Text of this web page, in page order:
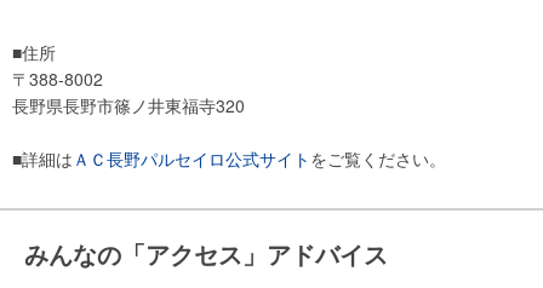
■住所
〒388-8002
長野県長野市篠ノ井東福寺320
■詳細は ＡＣ長野パルセイロ公式サイト をご覧ください。
みんなの「アクセス」アドバイス